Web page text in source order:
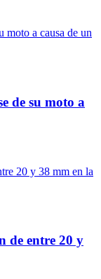
de su moto a
de entre 20 y